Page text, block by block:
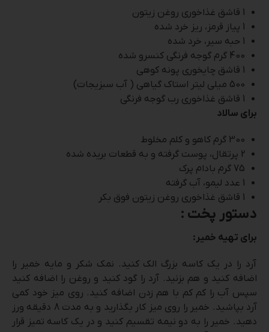
1 قاشق غذاخوری روغن زیتون
1 پیاز قرمز، ریز خرد شده
1 حبه سیر، خرد شده
400 گرم گوجه فرنگی کنسرو شده
1 قاشق چایخوری پونه کوهی
500 میلی لیتر استاک گیاهی ( آب سبزیجات)
1 قاشق غذاخوری رب گوجه فرنگی
برای سالاد
300 گرم کاهو و کلم مخلوط
2 پرتقال، پوست گرفته و به قطعات بریده شده
75 گرم بادام پرک
1 عدد لیمو، آب گرفته
1 قاشق غذاخوری روغن زیتون فوق بکر
دستور پخت :
برای تهیه خمیر:
آرد را در یک کاسه بزرگ الک کنید. نمک شکر و مایه خمیر را
اضافه کنید و هم بزنید. آرد را گود کنید و روغن را اضافه کنید
سپس آب را کم کم با هم زدن اضافه کنید. روی میز خود کمی
آرد بپاشید. خمیر را روی میز کار بگذارید و به مدت 8 دقیقه ورز
دهید. خمیر را به دو نیمه تقسیم کنید و در یک کاسه تمیز قرار